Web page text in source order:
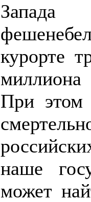
курорте
При этом
наше
может